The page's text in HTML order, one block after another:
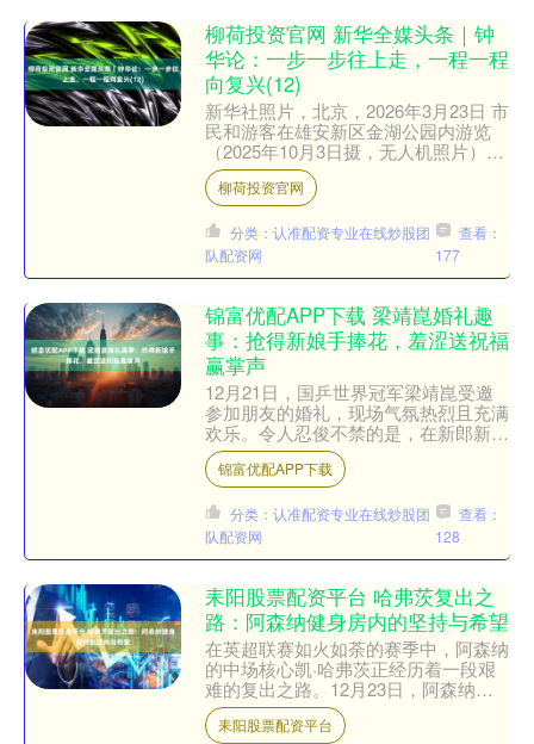
柳荷投资官网 新华全媒头条｜钟
华论：一步一步往上走，一程一程
向复兴(12)
新华社照片，北京，2026年3月23日 市
民和游客在雄安新区金湖公园内游览
（2025年10月3日摄，无人机照片）。
（配本社同题文字稿） 新华社发....
柳荷投资官网
分类：认准配资专业在线炒股团
队配资网
查看：
177
锦富优配APP下载 梁靖崑婚礼趣
事：抢得新娘手捧花，羞涩送祝福
赢掌声
12月21日，国乒世界冠军梁靖崑受邀
参加朋友的婚礼，现场气氛热烈且充满
欢乐。令人忍俊不禁的是，在新郎新娘
抛出手捧花邀请现场未婚男性接花送上
祝福环节时，梁靖崑意外....
锦富优配APP下载
分类：认准配资专业在线炒股团
队配资网
查看：
128
耒阳股票配资平台 哈弗茨复出之
路：阿森纳健身房内的坚持与希望
在英超联赛如火如荼的赛季中，阿森纳
的中场核心凯·哈弗茨正经历着一段艰
难的复出之路。12月23日，阿森纳官
方社交媒体发布了哈弗茨在健身房进行
康复训练的照片，配文简....
耒阳股票配资平台